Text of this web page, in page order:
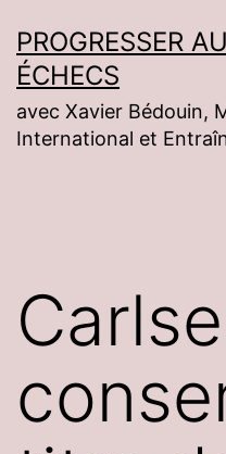
au
contenu
PROGRESSER
ÉCHECS
avec Xavier Bédouin,
International et